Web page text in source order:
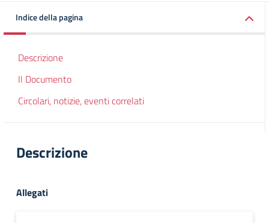
Indice della pagina
Descrizione
Il Documento
Circolari, notizie, eventi correlati
Descrizione
Allegati